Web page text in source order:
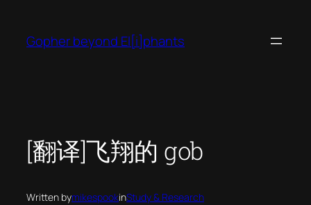
content
Gopher beyond El[i]phants
[翻译]飞翔的 gob
Written bymikespookinStudy & Research